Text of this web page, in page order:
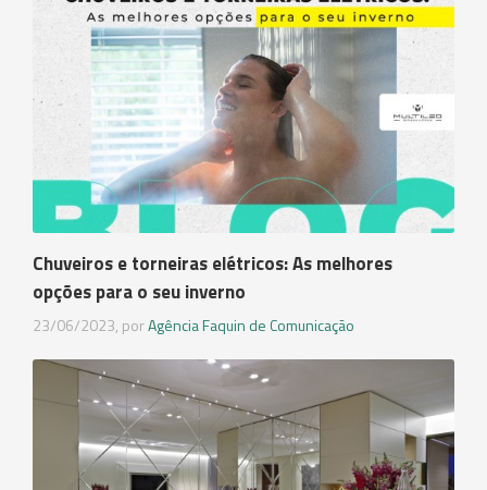
Chuveiros e torneiras elétricos: As melhores
opções para o seu inverno
23/06/2023, porAgência Faquin de Comunicação